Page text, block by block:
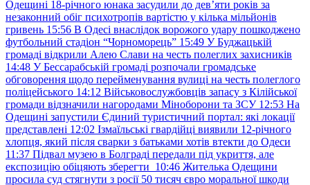
Одещині 18-річного юнака засудили до дев’яти років за
незаконний обіг психотропів вартістю у кілька мільйонів
гривень 15:56 В Одесі внаслідок ворожого удару пошкоджено
футбольний стадіон “Чорноморець” 15:49 У Буджацькій
громаді відкрили Алею Слави на честь полеглих захисників
14:48 У Бессарабській громаді розпочали громадське
обговорення щодо перейменування вулиці на честь полеглого
поліцейського 14:12 Військовослужбовців запасу з Кілійської
громади відзначили нагородами Міноборони та ЗСУ 12:53 На
Одещині запустили Єдиний туристичний портал: які локації
представлені 12:02 Ізмаїльські гвардійці виявили 12-річного
хлопця, який після сварки з батьками хотів втекти до Одеси
11:37 Підвал музею в Болграді передали під укриття, але
експозицію обіцяють зберегти 10:46 Жителька Одещини
просила суд стягнути з росії 50 тисяч євро моральної шкоди